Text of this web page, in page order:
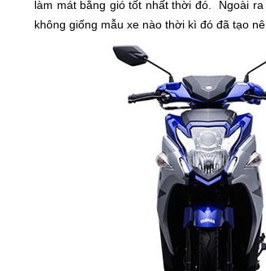
làm mát bằng gió tốt nhất thời đó. Ngoài
không giống mẫu xe nào thời kì đó đã tạo